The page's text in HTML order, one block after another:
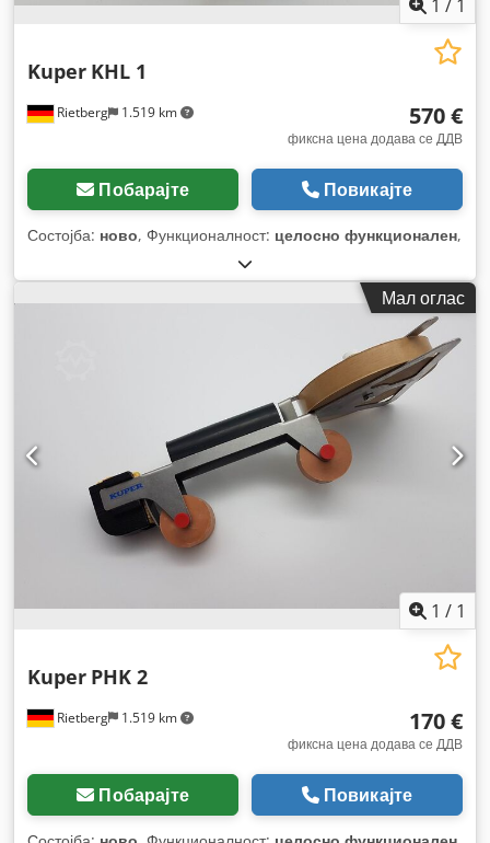
1 / 1
Rietberg 1.519 km
Kuper KHL 1
570 €
фиксна цена додава се ДДВ
Побарајте Повикајте
Состојба: ново, Функционалност: целосно функционален,
Мал оглас
1 / 1
Rietberg 1.519 km
Kuper PHK 2
170 €
фиксна цена додава се ДДВ
Побарајте Повикајте